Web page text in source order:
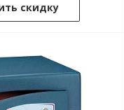
скидку